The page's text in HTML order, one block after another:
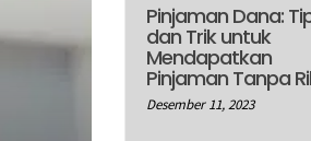
Pinjaman Dana:
dan Trik untuk
Mendapatkan
Pinjaman Tanpa
Desember 11, 2023